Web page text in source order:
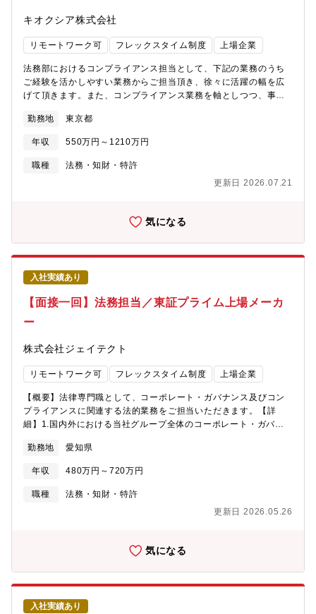
付の法務案件に対し、所属するグループの長とともに幅広く従事
いただきます。2.実際の案件を通じて専門性を高めていただきな
がら、半期に1度実施する組織長との面談内にて、メンバーの中長
とに、主に担当いただく法分野や事業を決定いたします。3.同社
は、マネジメントのほかスペシャリストとしての処遇も存在する
ため、ご本人の希望と組織状況、専門性に応じたキャリアを積ん
でいただきます（ジェイテクトグループの案件担当、海外子会社
門からの幅広い相談を受けるため一人ひとりの担当範囲や裁量が
ます。そのため、法務に係る幅広い経験、キャリアを積むことが
できる環境にあり、また、会社の意思決定に参画しています。在
しています。法務経験が長いまたは専門性を持ったメンバーが多
グ、工作機械メーカーをグローバルに扱うメーカーです。自動運
今後の産業の発展に重要な意味を持つアイテムを多数取り扱って
キオクシア株式会社
リモートワーク可 フレックスタイム制度 上場企業
法務部におけるコンプライアンス担当として、下記の業務のうち
ご経験を活かしやすい業務からご担当頂き、徐々に活躍の幅を広
げて頂きます。また、コンプライアンス業務を軸としつつ、事業
画していただきます。■独占禁止法遵守、贈収賄防止等のコンプラ
イアンスプログラムの改善・運用■海外子会社における上記コンプ
ライアンスプログラムの改善・運用サポート■各種コンプライアン
ス・リスク関連の課題解決（リスク・マネジメント）■人権デュー
【期待する役割】■独占禁止法遵守や、贈収賄防止等を目的とした
事業企画部門、製造関連部門、調達部門、物流部門など、社内の
様々な部門と連携しつつ、コンプライアンス・リスクを早期に発
見し、適切なリスク・マネジメントを行うための業務を行いま
す。■当社の製品とオペレーションを理解し、各部門と対話を重
ね、社内の信頼を得つつ、それら部門で働く仲間がコンプライア
ンス・リスクの不安なく成果を出すため、法務としても努力を惜
しまない姿勢が必要とされます。【組織のミッション】■法務部
は、ガバナンス、アライアンス、事業サポート、コンプライアン
スの各分野を担うグループで構成されていますが、ほとんどの部
います。■上場会社としてのガバナンス、コンプライアンス体制を
強化する他、世界でもトップクラスの技術力を持ち、重要産業品
である半導体製品の開発、製造、販売の全てを行う当社のあらゆ
務部のミッションです。【募集背景】当社は、国が推進する重要
産業分野の一つであり、世界的にも重要性が認識されている半導
体業界の雄として成長を続けるべく、法務面から経営及び事業を
サポートする人員の増員を行います。2024年に上場を果たしたば
事業運営を構築・強化していくことは法務部の重要なミッション
く仲間を募集します。【働き方】■若手が多く活気のある職場でキ
ャリア入社の方も多数活躍しています。■OJTを通じて業務に必要
スとしての機能ではなく、事業に深く入り込み、技術・製品・マ
な環境で事業の成長に貢献することを体感できます。■当社は、メ
勤務地 東京都
年収 550万円～1210万円
職種
法務・知財・特許
更新日 2026.07.21
気になる
入社実績あり
【面接一回】法務担当／東証プライム上場メーカ
ー
株式会社ジェイテクト
リモートワーク可 フレックスタイム制度 上場企業
【概要】法律専門職として、コーポレート・ガバナンス及びコン
プライアンスに関連する法的業務をご担当いただきます。【詳
細】1.国内外における当社グループ全体のコーポレート・ガバナ
の企業結合、再編に関わる法的スキームの検討と各種契約の作
成、交渉・株主総会対応2.同社グループにおける各種相談及び紛
争対応・経営企画、人事、総務等の経営管理部門全体に関する契
約審査及び各種相談対応・労務や個人情報保護に関する各種相談
品、工作機械といった幅広い事業を持ち、約30の国・地域におよ
業の中核を法的に支援し、高レベルなコンプライアンス推進体制
を構築・維持してグループ全体のリスクを最小化するため、幅広
い人員の確保と体制強化を目指しております。【キャリアイメー
ジ】１．入社後、実際の案件を通じて専門性を高めていただきな
がら、各メンバーの中長期的なキャリアイメージ・磨いていきた
い専門性（法分野）をもとに、主に担当いただく法分野や事業を
勤務地 愛知県
年収 480万円～720万円
職種
法務・知財・特許
更新日 2026.05.26
気になる
入社実績あり